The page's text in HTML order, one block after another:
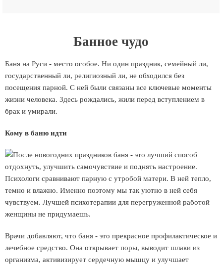
Банное чудо
Баня на Руси - место особое. Ни один праздник, семейный ли,
государственный ли, религиозный ли, не обходился без
посещения парной. С ней были связаны все ключевые моменты
жизни человека. Здесь рождались, жили перед вступлением в
брак и умирали.
Кому в баню идти
После новогодних праздников баня - это лучший способ
отдохнуть, улучшить самочувствие и поднять настроение.
Психологи сравнивают парную с утробой матери. В ней тепло,
темно и влажно. Именно поэтому мы так уютно в ней себя
чувствуем. Лучшей психотерапии для перегруженной работой
женщины не придумаешь.
Врачи добавляют, что баня - это прекрасное профилактическое и
лечебное средство. Она открывает поры, выводит шлаки из
организма, активизирует сердечную мышцу и улучшает